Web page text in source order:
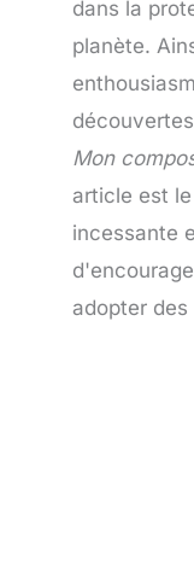
dans la
planète.
Mon
article est
incessante
adopter des